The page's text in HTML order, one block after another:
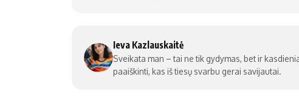
Ieva Kazlauskaitė
Sveikata man – tai ne tik gydymas, bet ir
paaiškinti, kas iš tiesų svarbu gerai savijautai.